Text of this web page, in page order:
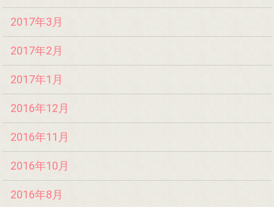
2017年3月
2017年2月
2017年1月
2016年12月
2016年11月
2016年10月
2016年8月